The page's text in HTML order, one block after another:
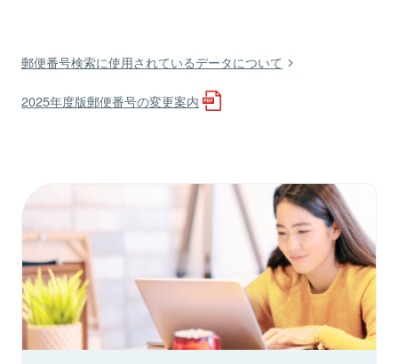
郵便番号検索に使用されているデータについて
2025年度版郵便番号の変更案内